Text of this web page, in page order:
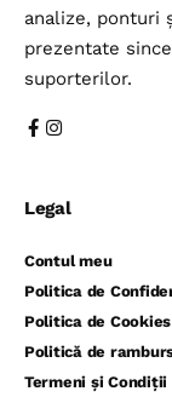
analize, ponturi
prezentate
suporterilor.
Legal
Contul meu
Politica de
Politica de Cookies
Politică de
Termeni și Condiții